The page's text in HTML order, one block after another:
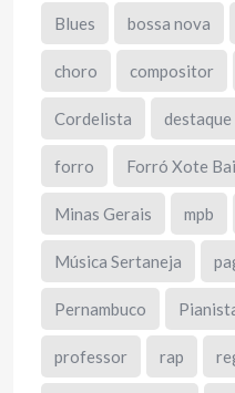
Blues bossa nova
choro compositor
Cordelista destaque
forro Forró Xote
Minas Gerais mpb
Música Sertaneja
Pernambuco
professor rap